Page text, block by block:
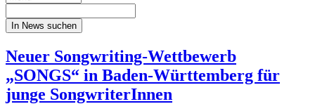
In News suchen
Neuer Songwriting-Wettbewerb
„SONGS“ in Baden-Württemberg für
junge SongwriterInnen